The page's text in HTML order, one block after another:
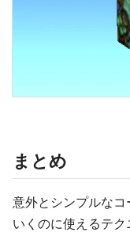
まとめ
意外とシンプルな
いくのに使えるテク